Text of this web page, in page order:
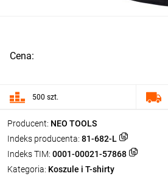
Producent: NEO TOOLS
Indeks producenta: 81-682-L
Indeks TIM: 0001-00021-57868
Kategoria: Koszule i T-shirty
Cena:
500 szt.